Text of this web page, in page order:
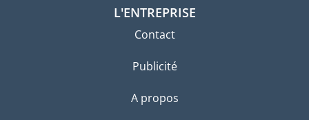
L'ENTREPRISE
Contact
Publicité
A propos